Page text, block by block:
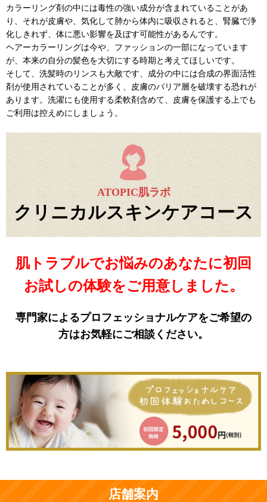
カラーリング剤の中には毒性の強い成分が含まれていることがあ
り、それが皮膚や、気化して肺から体内に吸収されると、腎臓で浄
化しきれず、体に悪い影響を及ぼす可能性があるんです。
ヘアーカラーリングは今や、ファッションの一部になっています
が、本来の自分の髪色を大切にする時期と考えてほしいです。
そして、洗髪時のリンスも大敵です、成分の中には合成の界面活性
剤が使用されていることが多く、皮膚のバリア層を破壊する恐れが
あります。洗濯にも使用する柔軟剤含めて、皮膚を保護する上でも
ご利用は控えめにしましょう。
ATOPIC肌ラボ
クリニカルスキンケアコース
肌トラブルでお悩みのあなたに初回
お試しの体験をご用意しました。
専門家によるプロフェッショナルケアをご希望の
方はお気軽にご相談ください。
店舗案内